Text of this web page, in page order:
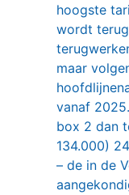
hoogste
wordt
maar
vanaf
box 2 dan
134.000)
– de in de